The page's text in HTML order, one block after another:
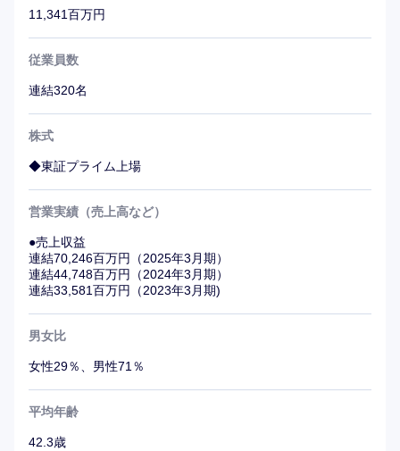
11,341百万円
従業員数
連結320名
株式
◆東証プライム上場
営業実績（売上高など）
●売上収益
連結70,246百万円（2025年3月期）
連結44,748百万円（2024年3月期）
連結33,581百万円（2023年3月期)
男女比
女性29％、男性71％
平均年齢
42.3歳